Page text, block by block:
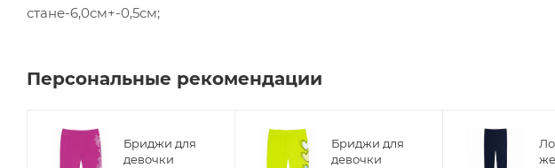
стане-6,0см+-0,5см;
Персональные рекомендации
Бриджи для
девочки
Бриджи для
девочки